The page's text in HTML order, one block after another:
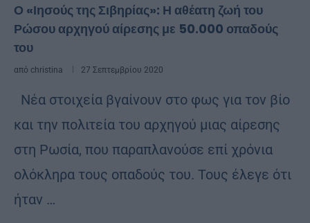
Ο «Ιησούς της Σιβηρίας»: Η αθέατη ζωή του
Ρώσου αρχηγού αίρεσης με 50.000 οπαδούς
του
από christina 27 Σεπτεμβρίου 2020
Νέα στοιχεία βγαίνουν στο φως για τον βίο
και την πολιτεία του αρχηγού μιας αίρεσης
στη Ρωσία, που παραπλανούσε επί χρόνια
ολόκληρα τους οπαδούς του. Τους έλεγε ότι
ήταν …